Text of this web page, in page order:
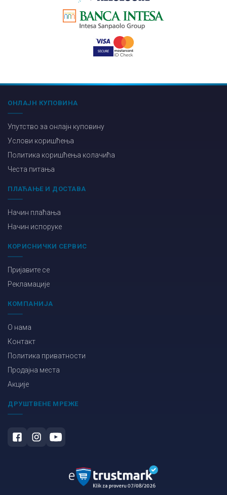
ОНЛАЈН КУПОВИНА
Упутство за онлајн куповину
Услови коришћења
Политика коришћења колачића
Честа питања
ПЛАЋАЊЕ И ДОСТАВА
Начин плаћања
Начин испоруке
КОРИСНИЧКИ СЕРВИС
Пријавите се
Рекламације
КОМПАНИЈА
О нама
Контакт
Политика приватности
Продајна места
Акције
ДРУШТВЕНЕ МРЕЖЕ